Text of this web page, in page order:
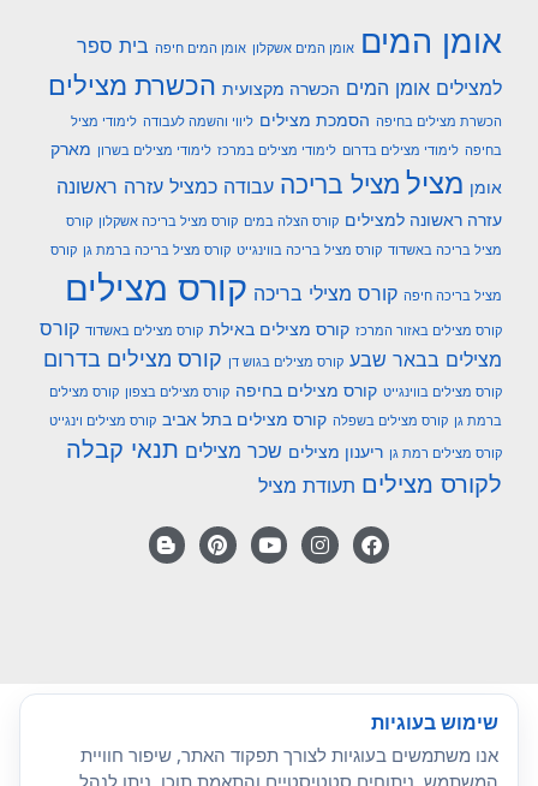
אומן המים אומן המים אשקלון אומן המים חיפה בית ספר
למצילים אומן המים הכשרה מקצועית הכשרת מצילים
הכשרת מצילים בחיפה הסמכת מצילים ליווי והשמה לעבודה לימודי מציל
בחיפה לימודי מצילים בדרום לימודי מצילים במרכז לימודי מצילים בשרון מארק
אומן מציל מציל בריכה עבודה כמציל עזרה ראשונה
עזרה ראשונה למצילים קורס הצלה במים קורס מציל בריכה אשקלון קורס
מציל בריכה באשדוד קורס מציל בריכה בווינגייט קורס מציל בריכה ברמת גן קורס
מציל בריכה חיפה קורס מצילי בריכה קורס מצילים
קורס מצילים באזור המרכז קורס מצילים באילת קורס מצילים באשדוד קורס
מצילים בבאר שבע קורס מצילים בגוש דן קורס מצילים בדרום
קורס מצילים בווינגייט קורס מצילים בחיפה קורס מצילים בצפון קורס מצילים
ברמת גן קורס מצילים בשפלה קורס מצילים בתל אביב קורס מצילים וינגייט
קורס מצילים רמת גן ריענון מצילים שכר מצילים תנאי קבלה
לקורס מצילים תעודת מציל
שימוש בעוגיות
אנו משתמשים בעוגיות לצורך תפקוד האתר, שיפור חוויית
המשתמש, ניתוחים סטטיסטיים והתאמת תוכן. ניתן לנהל